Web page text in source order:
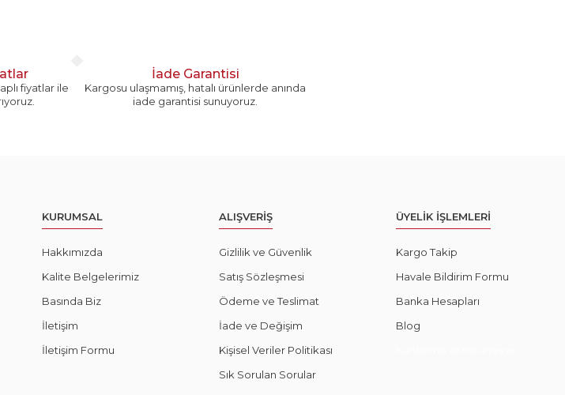
fiyatlar ile
İade Garantisi
Kargosu ulaşmamış, hatalı ürünlerde anında
iade garantisi sunuyoruz.
KURUMSAL
Hakkımızda
Kalite Belgelerimiz
Basında Biz
İletişim
İletişim Formu
ALIŞVERİŞ
Gizlilik ve Güvenlik
Satış Sözleşmesi
Ödeme ve Teslimat
İade ve Değişim
Kişisel Veriler Politikası
Sık Sorulan Sorular
ÜYELİK İŞLEMLERİ
Kargo Takip
Havale Bildirim Formu
Banka Hesapları
Blog